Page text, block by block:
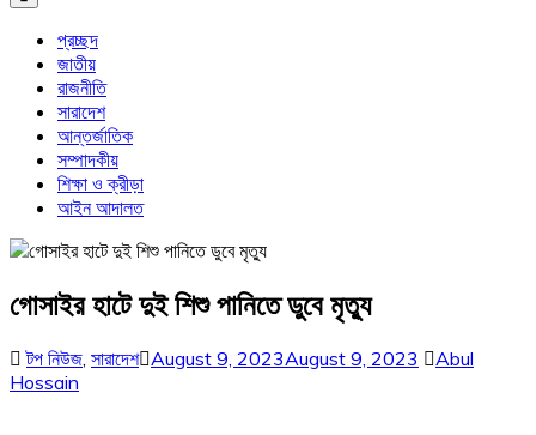
সপ্তপল্লী সমাচার
প্রচ্ছদ
জাতীয়
রাজনীতি
সারাদেশ
আন্তর্জাতিক
সম্পাদকীয়
শিক্ষা ও ক্রীড়া
আইন আদালত
গোসাইর হাটে দুই শিশু পানিতে ডুবে মৃত্যু
টপ নিউজ সারাদেশ August 9, 2023August 9, 2023
Abul
Hossain